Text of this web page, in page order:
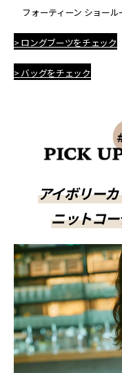
フォーティーン ショール
> ロングブーツをチェック
> バッグをチェック
アイボリー
ニットコ